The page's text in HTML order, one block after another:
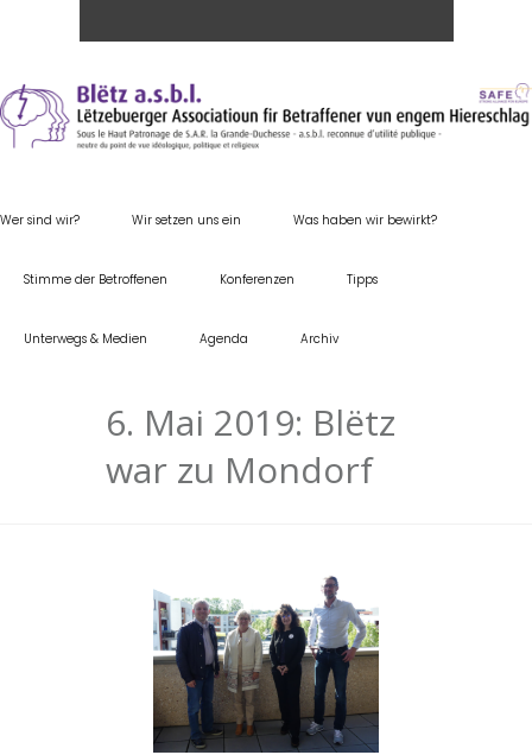
Wer sind wir? Wir setzen uns ein Was haben wir bewirkt?
Stimme der Betroffenen Konferenzen Tipps
Unterwegs & Medien Agenda Archiv
6. Mai 2019: Blëtz
war zu Mondorf